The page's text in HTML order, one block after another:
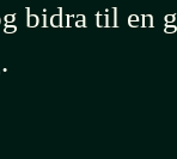
bidra til en